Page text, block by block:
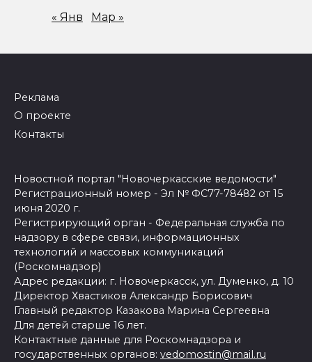
« Янв Мар »
Реклама
О проекте
Контакты
Новостной портал "Новочеркасские ведомости"
Регистрационный номер - Эл № ФС77-78482 от 15
июня 2020 г.
Регистрирующий орган - Федеральная служба по
надзору в сфере связи, информационных
технологий и массовых коммуникаций
(Роскомнадзор)
Адрес редакции: г. Новочеркасск, ул. Думенко, д. 10
Директор Хвастиков Александр Борисович
Главный редактор Казакова Марина Сергеевна
Для детей старше 16 лет.
Контактные данные для Роскомнадзора и
государственных органов: vedomostin@mail.ru